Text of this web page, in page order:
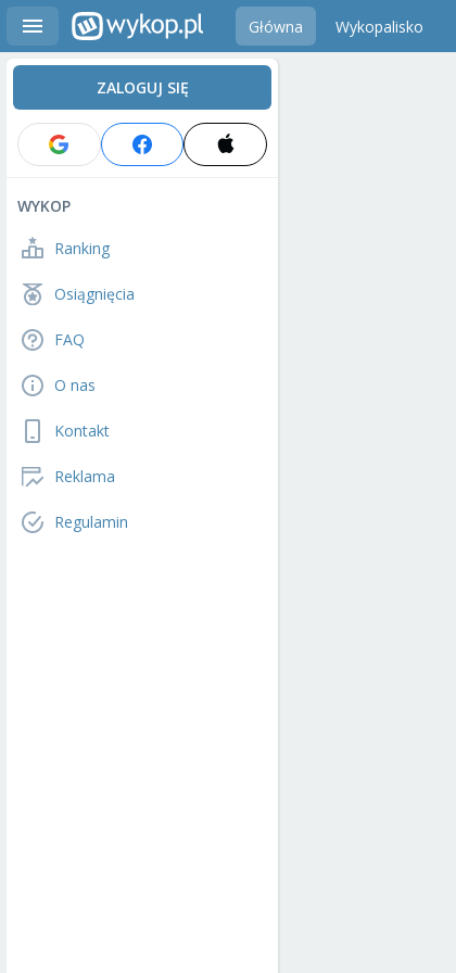
Główna Wykopalisko
ZALOGUJ SIĘ
WYKOP
Ranking
Osiągnięcia
FAQ
O nas
Kontakt
Reklama
Regulamin